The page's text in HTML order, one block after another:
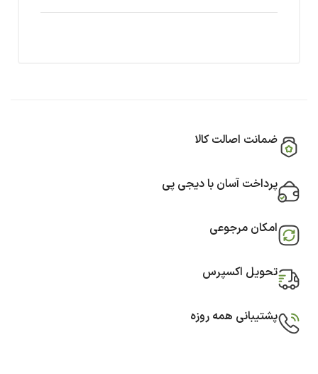
ضمانت اصالت کالا
پرداخت آسان با دیجی پی
امکان مرجوعی
تحویل اکسپرس
پشتیبانی همه روزه